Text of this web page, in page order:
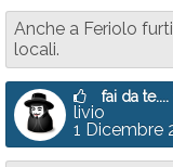
Anche a Feriolo
locali.
fai da te....
livio
1 Dicembre